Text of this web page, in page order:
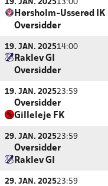
19. JAN. 202513:00
Hørsholm-Usserød IK
Oversidder
19. JAN. 202514:00
Raklev GI
Oversidder
19. JAN. 202523:59
Oversidder
Gilleleje FK
29. JAN. 202523:59
Oversidder
Raklev GI
29. JAN. 202523:59